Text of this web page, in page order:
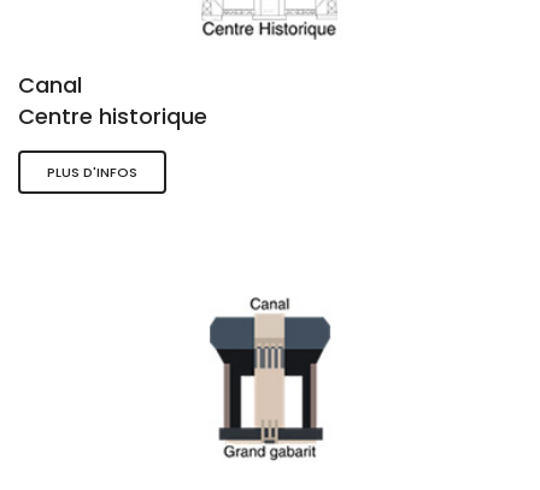
Canal
Centre historique
PLUS D'INFOS